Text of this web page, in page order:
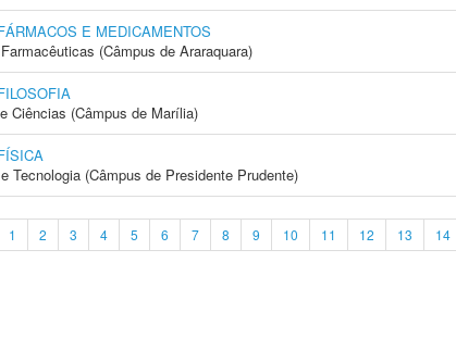
E MEDICAMENTOS
(Câmpus de Araraquara)
Ciências (Câmpus de Marília)
Tecnologia (Câmpus de Presidente Prudente)
1 2 3 4 5 6 7 8 9 10 11 12 13 14